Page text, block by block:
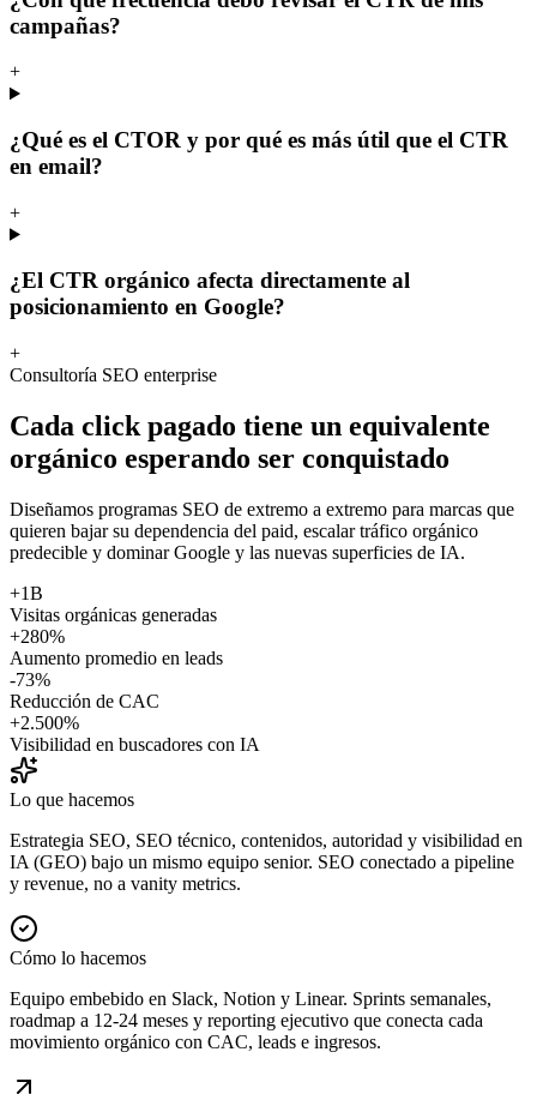
campañas?
+
¿Qué es el CTOR y por qué es más útil que el CTR
en email?
+
¿El CTR orgánico afecta directamente al
posicionamiento en Google?
+
Consultoría SEO enterprise
Cada click pagado tiene un equivalente
orgánico esperando ser conquistado
Diseñamos programas SEO de extremo a extremo para marcas que
quieren bajar su dependencia del paid, escalar tráfico orgánico
predecible y dominar Google y las nuevas superficies de IA.
+1B
Visitas orgánicas generadas
+280%
Aumento promedio en leads
-73%
Reducción de CAC
+2.500%
Visibilidad en buscadores con IA
Lo que hacemos
Estrategia SEO, SEO técnico, contenidos, autoridad y visibilidad en
IA (GEO) bajo un mismo equipo senior. SEO conectado a pipeline
y revenue, no a vanity metrics.
Cómo lo hacemos
Equipo embebido en Slack, Notion y Linear. Sprints semanales,
roadmap a 12-24 meses y reporting ejecutivo que conecta cada
movimiento orgánico con CAC, leads e ingresos.